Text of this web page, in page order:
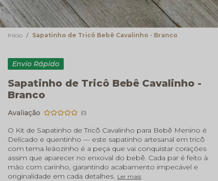
Início Sapatinho de Tricô Bebê Cavalinho - Branco
Envio Rápido
Sapatinho de Tricô Bebê Cavalinho -
Branco
(0)
O Kit de Sapatinho de Tricô Cavalinho para Bebê Menino é
Delicado e quentinho — este sapatinho artesanal em tricô
com tema leãozinho é a peça que vai conquistar corações
assim que aparecer no enxoval do bebê. Cada par é feito à
mão com carinho, garantindo acabamento impecável e
originalidade em cada detalhes. Ler mais